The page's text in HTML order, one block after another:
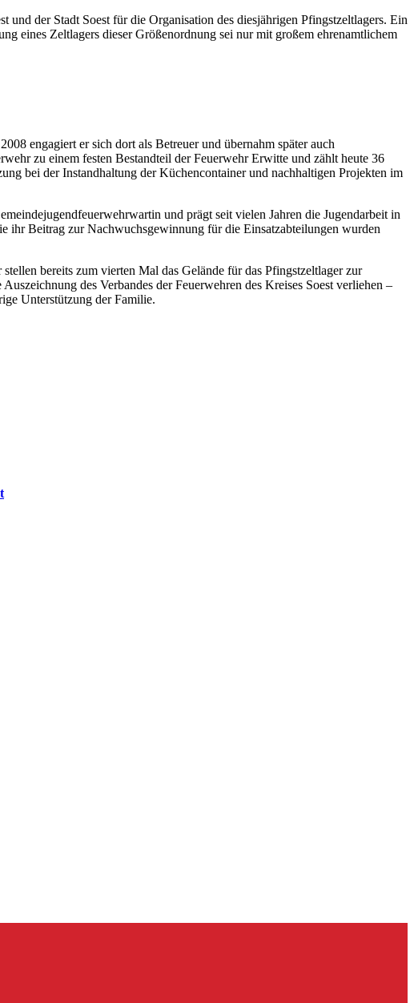
und der Stadt Soest für die Organisation des diesjährigen Pfingstzeltlagers. Ein
eines Zeltlagers dieser Größenordnung sei nur mit großem ehrenamtlichem
engagiert er sich dort als Betreuer und übernahm später auch
zu einem festen Bestandteil der Feuerwehr Erwitte und zählt heute 36
bei der Instandhaltung der Küchencontainer und nachhaltigen Projekten im
und prägt seit vielen Jahren die Jugendarbeit in
ihr Beitrag zur Nachwuchsgewinnung für die Einsatzabteilungen wurden
bereits zum vierten Mal das Gelände für das Pfingstzeltlager zur
des Verbandes der Feuerwehren des Kreises Soest verliehen –
Unterstützung der Familie.